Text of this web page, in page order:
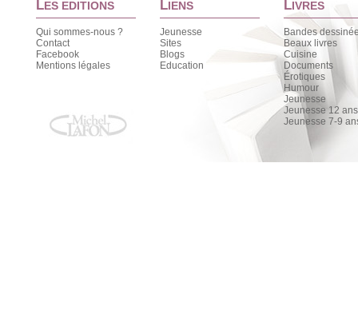
LES EDITIONS
Qui sommes-nous ?
Contact
Facebook
Mentions légales
LIENS
Jeunesse
Sites
Blogs
Education
LIVRES
Bandes
Beaux livres
Cuisine
Documents
Érotiques
Humour
Jeunesse
Jeunesse 12
Jeunesse 7-9